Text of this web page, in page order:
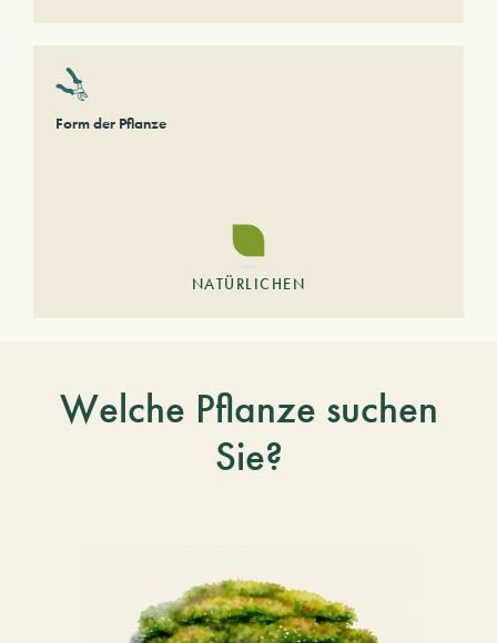
Form der Pflanze
NATÜRLICHEN
Welche Pflanze suchen
Sie?